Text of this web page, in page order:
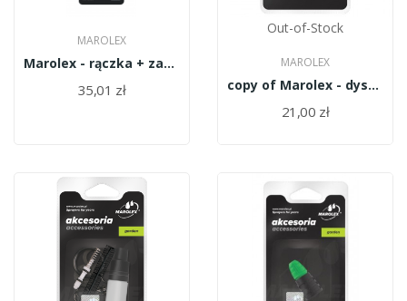
MAROLEX
Marolex - rączka + zawór dozujący R020J-H
35,01 zł
Out-of-Stock
MAROLEX
copy of Marolex - dysza kompletna MR1.0 H Z12/10-H
21,00 zł